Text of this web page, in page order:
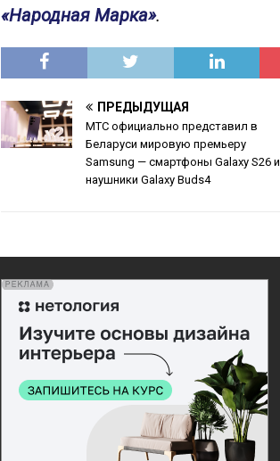
«Народная Марка».
ПРЕДЫДУЩАЯ
МТС официально представил в
Беларуси мировую премьеру
Samsung — смартфоны Galaxy S26 и
наушники Galaxy Buds4